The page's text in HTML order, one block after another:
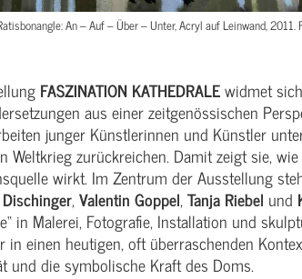
An – Auf – Über – Unter, Acryl auf Leinwand,
FASZINATION KATHEDRALEwidmet
aus einer zeitgenössischen
junger Künstlerinnen und Künstler
Weltkrieg zurückreichen. Damit zeigt sie,
wirkt. Im Zentrum der Ausstellung
,Valentin Goppel,Tanja Riebel und
in Malerei, Fotografie, Installation und
in einen heutigen, oft überraschenden
und die symbolische Kraft des Doms.